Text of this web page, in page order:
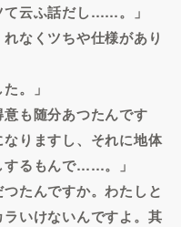
て云ふ話だし……。」
なくツちや仕様があり
。」
意も随分あつたんです
りますし、それに地体
するもんで……。」
つたんですか。わたしと
いけないんですよ。其